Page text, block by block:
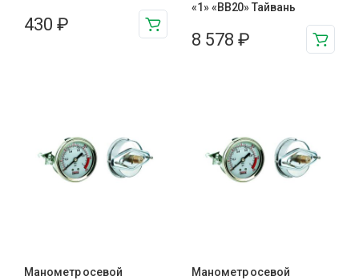
430 ₽
«1» «BB20» Тайвань
8 578 ₽
Манометр осевой
Манометр осевой